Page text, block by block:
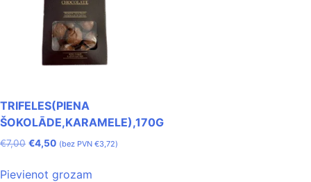
TRIFELES(PIENA
ŠOKOLĀDE,KARAMELE),170G
€7,00 €4,50 (bez PVN €3,72)
Pievienot grozam